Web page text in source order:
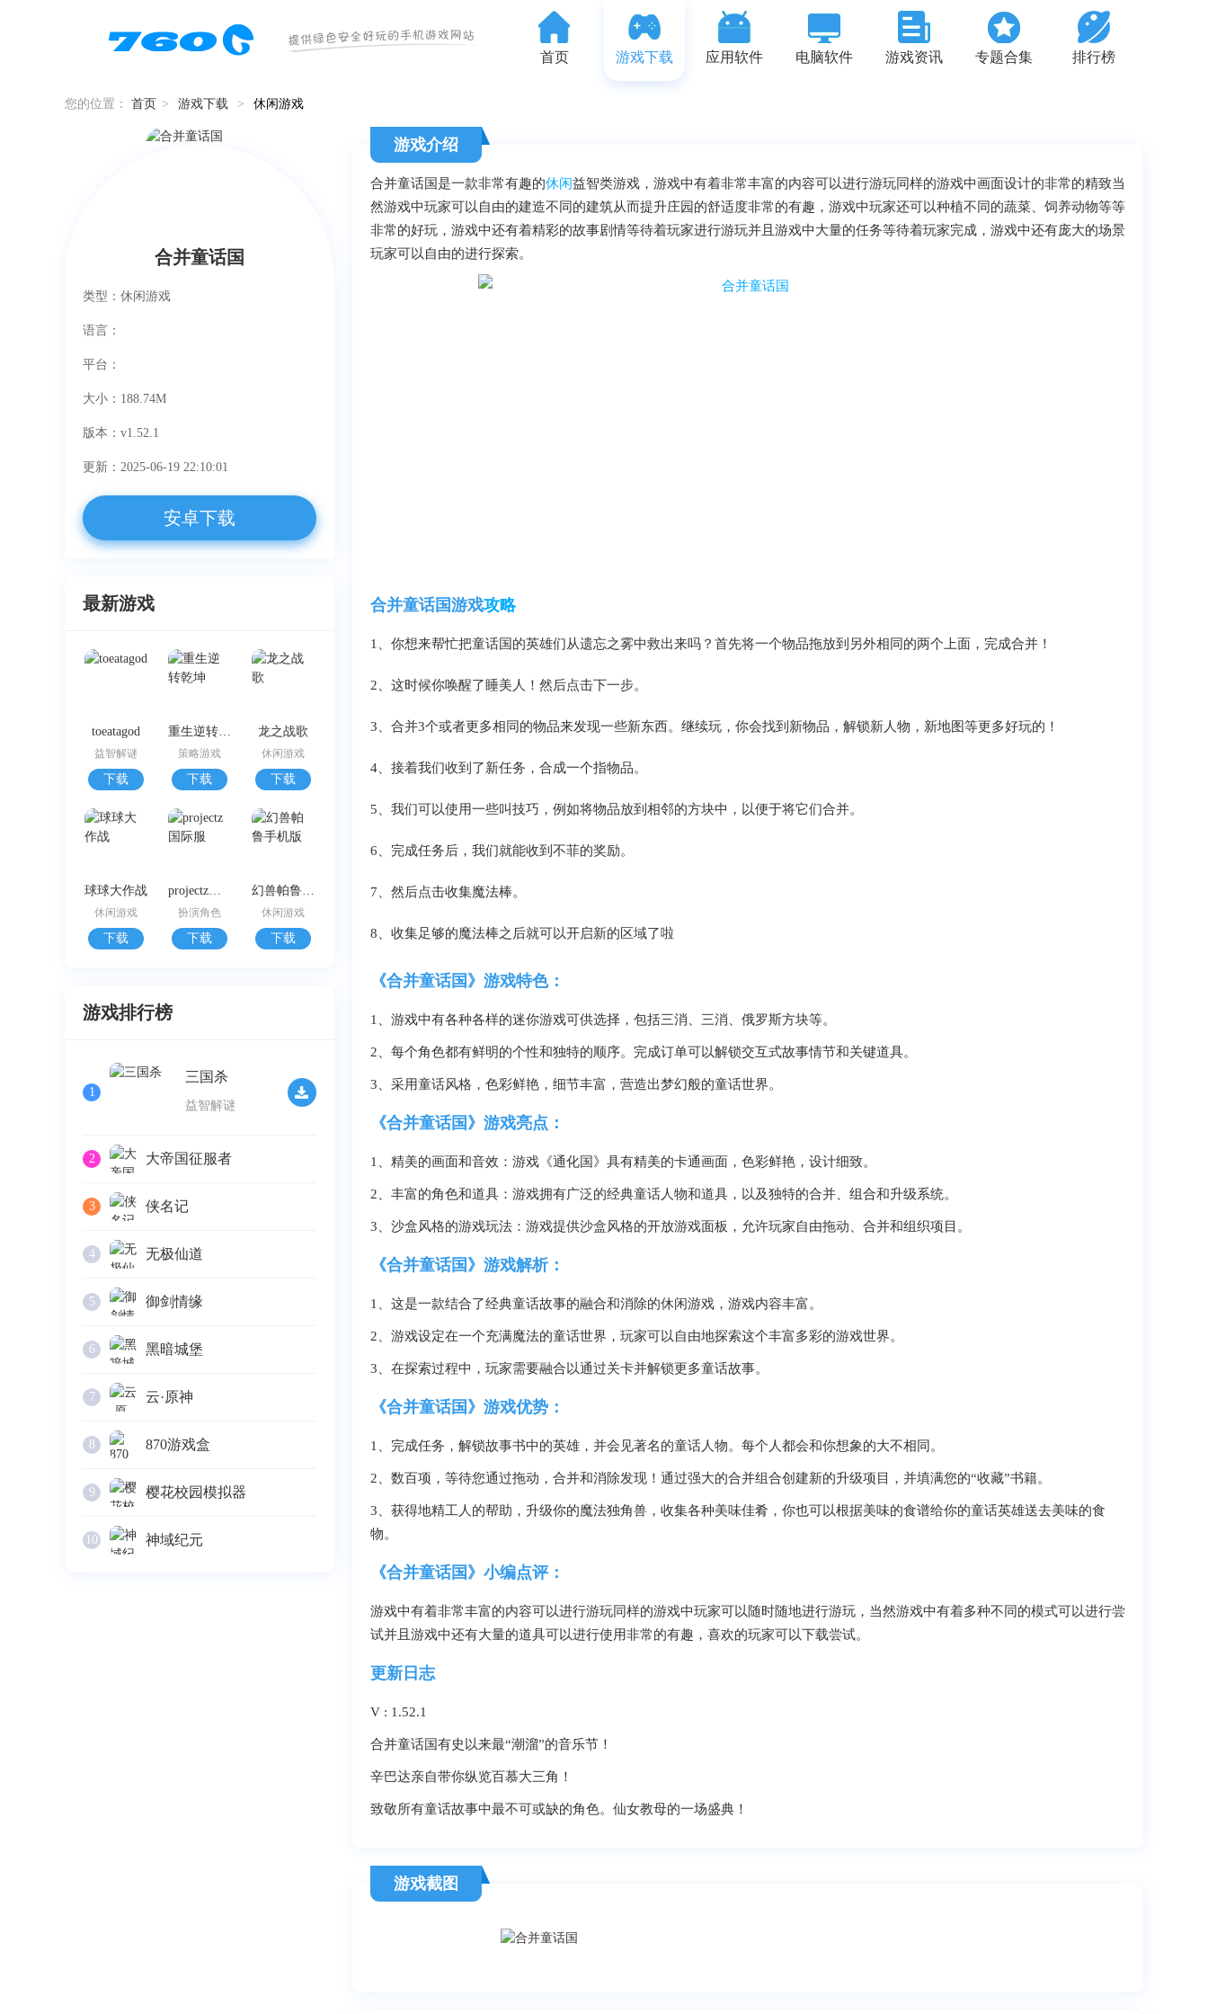
首页 游戏下载 应用软件 电脑软件 游戏资讯 专题合集 排行榜
您的位置： 首页 > 游戏下载 > 休闲游戏
类型：休闲游戏
语言：
平台：
大小：188.74M
版本：v1.52.1
更新：2025-06-19 22:10:01
安卓下载
最新游戏
toeatagod
益智解谜
下载
重生逆转乾坤
策略游戏
下载
龙之战歌
休闲游戏
下载
球球大作战
休闲游戏
下载
projectz国际服
扮演角色
下载
幻兽帕鲁手机版
休闲游戏
下载
游戏排行榜
1
三国杀
益智解谜
2 大帝国征服者
3 侠名记
4 无极仙道
5 御剑情缘
6 黑暗城堡
7 云·原神
8 870游戏盒
9 樱花校园模拟器
10 神域纪元
游戏介绍
合并童话国
合并童话国是一款非常有趣的休闲益智类游戏，游戏中有着非常丰富的内容可以进行游玩同样的游戏中画面设计的非常的精致当
然游戏中玩家可以自由的建造不同的建筑从而提升庄园的舒适度非常的有趣，游戏中玩家还可以种植不同的蔬菜、饲养动物等等
非常的好玩，游戏中还有着精彩的故事剧情等待着玩家进行游玩并且游戏中大量的任务等待着玩家完成，游戏中还有庞大的场景
玩家可以自由的进行探索。
合并童话国游戏攻略
1、你想来帮忙把童话国的英雄们从遗忘之雾中救出来吗？首先将一个物品拖放到另外相同的两个上面，完成合并！
2、这时候你唤醒了睡美人！然后点击下一步。
3、合并3个或者更多相同的物品来发现一些新东西。继续玩，你会找到新物品，解锁新人物，新地图等更多好玩的！
4、接着我们收到了新任务，合成一个指物品。
5、我们可以使用一些叫技巧，例如将物品放到相邻的方块中，以便于将它们合并。
6、完成任务后，我们就能收到不菲的奖励。
7、然后点击收集魔法棒。
8、收集足够的魔法棒之后就可以开启新的区域了啦
《合并童话国》游戏特色：
1、游戏中有各种各样的迷你游戏可供选择，包括三消、三消、俄罗斯方块等。
2、每个角色都有鲜明的个性和独特的顺序。完成订单可以解锁交互式故事情节和关键道具。
3、采用童话风格，色彩鲜艳，细节丰富，营造出梦幻般的童话世界。
《合并童话国》游戏亮点：
1、精美的画面和音效：游戏《通化国》具有精美的卡通画面，色彩鲜艳，设计细致。
2、丰富的角色和道具：游戏拥有广泛的经典童话人物和道具，以及独特的合并、组合和升级系统。
3、沙盒风格的游戏玩法：游戏提供沙盒风格的开放游戏面板，允许玩家自由拖动、合并和组织项目。
《合并童话国》游戏解析：
1、这是一款结合了经典童话故事的融合和消除的休闲游戏，游戏内容丰富。
2、游戏设定在一个充满魔法的童话世界，玩家可以自由地探索这个丰富多彩的游戏世界。
3、在探索过程中，玩家需要融合以通过关卡并解锁更多童话故事。
《合并童话国》游戏优势：
1、完成任务，解锁故事书中的英雄，并会见著名的童话人物。每个人都会和你想象的大不相同。
2、数百项，等待您通过拖动，合并和消除发现！通过强大的合并组合创建新的升级项目，并填满您的“收藏”书籍。
3、获得地精工人的帮助，升级你的魔法独角兽，收集各种美味佳肴，你也可以根据美味的食谱给你的童话英雄送去美味的食
物。
《合并童话国》小编点评：
游戏中有着非常丰富的内容可以进行游玩同样的游戏中玩家可以随时随地进行游玩，当然游戏中有着多种不同的模式可以进行尝
试并且游戏中还有大量的道具可以进行使用非常的有趣，喜欢的玩家可以下载尝试。
更新日志
V : 1.52.1
合并童话国有史以来最“潮溜”的音乐节！
辛巴达亲自带你纵览百慕大三角！
致敬所有童话故事中最不可或缺的角色。仙女教母的一场盛典！
游戏截图